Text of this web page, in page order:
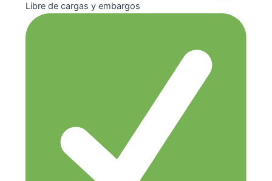
Libre de cargas y embargos